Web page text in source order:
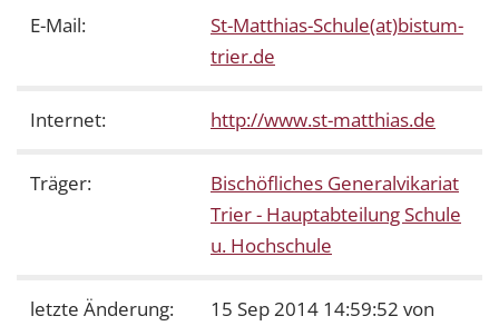
E-Mail:
St-Matthias-Schule(at)bistum-
trier.de
Internet: http://www.st-matthias.de
Träger:
Bischöfliches Generalvikariat
Trier - Hauptabteilung Schule
u. Hochschule
letzte Änderung:
15 Sep 2014 14:59:52 von